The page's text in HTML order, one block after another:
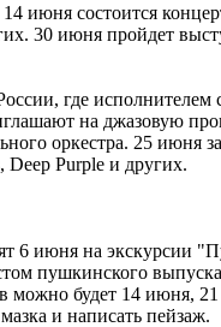
июня состоится
30 июня пройдет
где исполнителем
на джазовую
оркестра. 25 июня
Deep Purple и других.
6 июня на экскурсии
пушкинского
будет 14 июня, 21
и написать пейзаж.